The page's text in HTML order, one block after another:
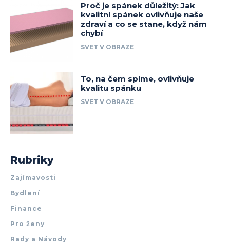
Proč je spánek důležitý: Jak
kvalitní spánek ovlivňuje naše
zdraví a co se stane, když nám
chybí
SVET V OBRAZE
To, na čem spíme, ovlivňuje
kvalitu spánku
SVET V OBRAZE
Rubriky
Zajímavosti
Bydlení
Finance
Pro ženy
Rady a Návody